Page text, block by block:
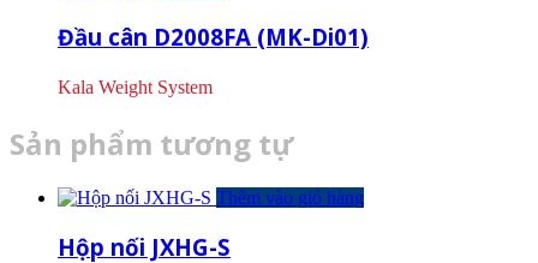
Đầu cân D2008FA (MK-Di01)
Kala Weight System
Sản phẩm tương tự
Thêm vào giỏ hàng
Hộp nối JXHG-S